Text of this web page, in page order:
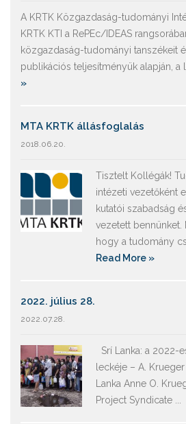
A KRTK Közgazdaság-tudományi
KRTK KTI a RePEc/IDEAS
közgazdaság-tudományi tanszékeit
publikációs teljesítményük alapján,
»
MTA KRTK állásfoglalás
2018.06.20.
Tisztelt Kollégák!
intézeti vezetőként
kutatói szabadság
vezetett bennünket.
hogy a tudomány
Read More »
2022. július 28.
2022.07.28.
Srí Lanka: a 2022-
leckéje – A.
Lanka Anne O.
Project Syndicate ...